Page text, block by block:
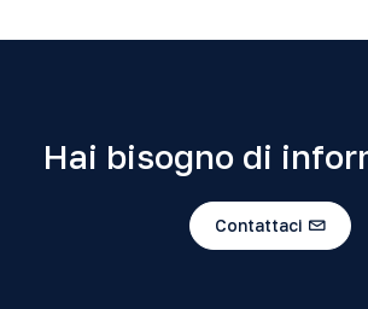
Hai bisogno di
Contattaci